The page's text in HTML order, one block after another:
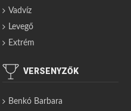
Vadvíz
Levegő
Extrém
VERSENYZŐK
Benkó Barbara